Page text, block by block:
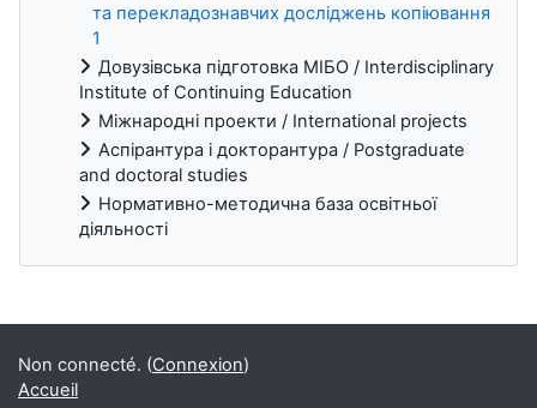
та перекладознавчих досліджень копіювання
1
Довузівська підготовка МІБО / Interdisciplinary
Institute of Continuing Education
Міжнародні проекти / International projects
Аспірантура і докторантура / Postgraduate
and doctoral studies
Нормативно-методична база освітньої
діяльності
Blocs
Non connecté. (Connexion)
Accueil